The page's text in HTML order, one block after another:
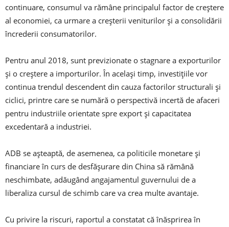
continuare, consumul va rămâne principalul factor de creștere
al economiei, ca urmare a creșterii veniturilor și a consolidării
încrederii consumatorilor.
Pentru anul 2018, sunt previzionate o stagnare a exporturilor
și o creștere a importurilor. În același timp, investițiile vor
continua trendul descendent din cauza factorilor structurali și
ciclici, printre care se numără o perspectivă incertă de afaceri
pentru industriile orientate spre export și capacitatea
excedentară a industriei.
ADB se așteaptă, de asemenea, ca politicile monetare și
financiare în curs de desfășurare din China să rămână
neschimbate, adăugând angajamentul guvernului de a
liberaliza cursul de schimb care va crea multe avantaje.
Cu privire la riscuri, raportul a constatat că înăsprirea în